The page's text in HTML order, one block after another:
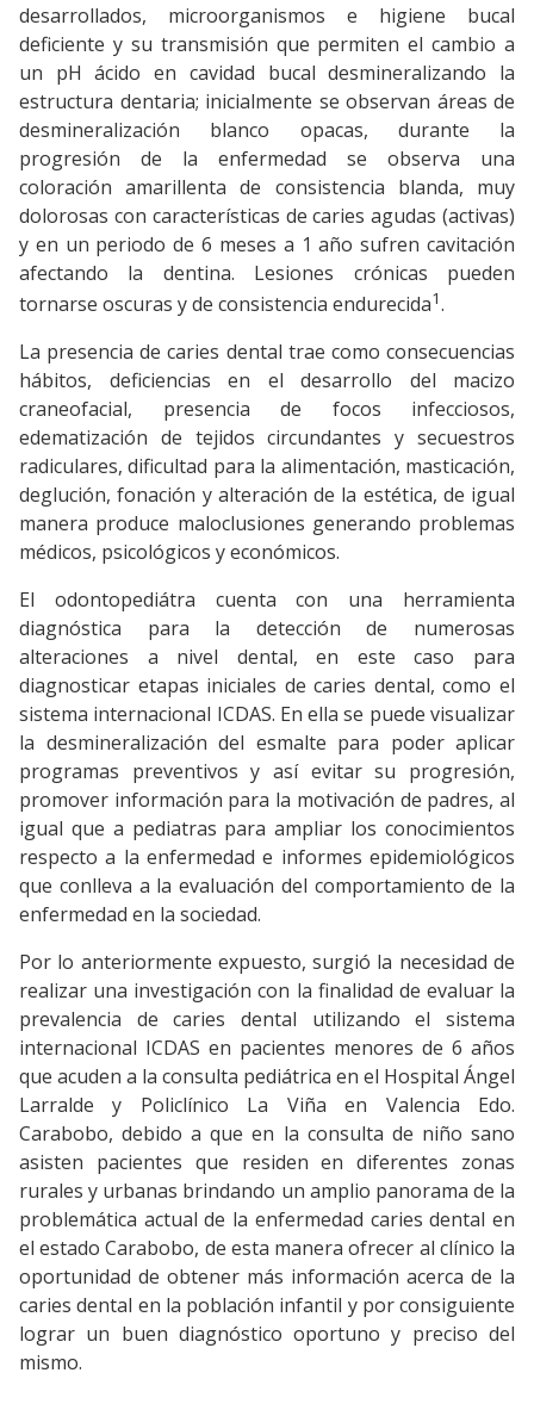
desarrollados, microorganismos e higiene bucal
deficiente y su transmisión que permiten el cambio a
un pH ácido en cavidad bucal desmineralizando la
estructura dentaria; inicialmente se observan áreas de
desmineralización blanco opacas, durante la
progresión de la enfermedad se observa una
coloración amarillenta de consistencia blanda, muy
dolorosas con características de caries agudas (activas)
y en un periodo de 6 meses a 1 año sufren cavitación
afectando la dentina. Lesiones crónicas pueden
tornarse oscuras y de consistencia endurecida1.
La presencia de caries dental trae como consecuencias
hábitos, deficiencias en el desarrollo del macizo
craneofacial, presencia de focos infecciosos,
edematización de tejidos circundantes y secuestros
radiculares, dificultad para la alimentación, masticación,
deglución, fonación y alteración de la estética, de igual
manera produce maloclusiones generando problemas
médicos, psicológicos y económicos.
El odontopediátra cuenta con una herramienta
diagnóstica para la detección de numerosas
alteraciones a nivel dental, en este caso para
diagnosticar etapas iniciales de caries dental, como el
sistema internacional ICDAS. En ella se puede visualizar
la desmineralización del esmalte para poder aplicar
programas preventivos y así evitar su progresión,
promover información para la motivación de padres, al
igual que a pediatras para ampliar los conocimientos
respecto a la enfermedad e informes epidemiológicos
que conlleva a la evaluación del comportamiento de la
enfermedad en la sociedad.
Por lo anteriormente expuesto, surgió la necesidad de
realizar una investigación con la finalidad de evaluar la
prevalencia de caries dental utilizando el sistema
internacional ICDAS en pacientes menores de 6 años
que acuden a la consulta pediátrica en el Hospital Ángel
Larralde y Policlínico La Viña en Valencia Edo.
Carabobo, debido a que en la consulta de niño sano
asisten pacientes que residen en diferentes zonas
rurales y urbanas brindando un amplio panorama de la
problemática actual de la enfermedad caries dental en
el estado Carabobo, de esta manera ofrecer al clínico la
oportunidad de obtener más información acerca de la
caries dental en la población infantil y por consiguiente
lograr un buen diagnóstico oportuno y preciso del
mismo.